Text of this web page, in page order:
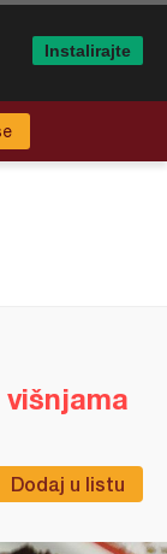
Dodaj u listu
Instalirajte